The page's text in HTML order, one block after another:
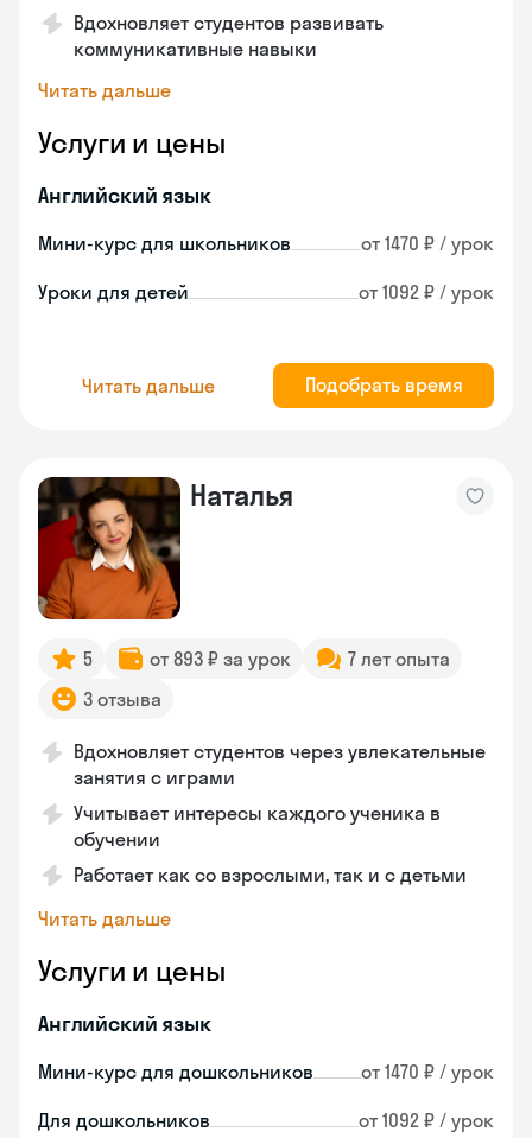
Вдохновляет студентов развивать
коммуникативные навыки
Читать дальше
Услуги и цены
Английский язык
Мини-курс для школьников от 1470 ₽ / урок
Уроки для детей от 1092 ₽ / урок
Читать дальше Подобрать время
Наталья
5 от 893 ₽ за урок
7 лет опыта
3 отзыва
Вдохновляет студентов через увлекательные
занятия с играми
Учитывает интересы каждого ученика в
обучении
Работает как со взрослыми, так и с детьми
Читать дальше
Услуги и цены
Английский язык
Мини-курс для дошкольников от 1470 ₽ / урок
Для дошкольников от 1092 ₽ / урок